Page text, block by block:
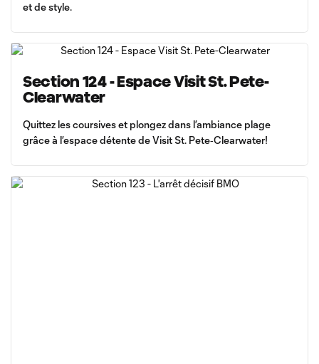
et de style.
Section 124 - Espace Visit St. Pete-
Clearwater
Quittez les coursives et plongez dans l’ambiance plage
grâce à l’espace détente de Visit St. Pete‑Clearwater!